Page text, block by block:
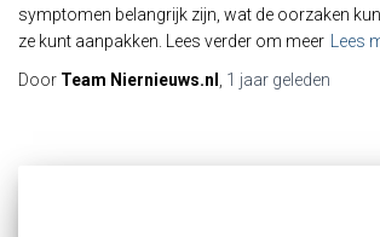
symptomen belangrijk zijn, wat de oorzaken
ze kunt aanpakken. Lees verder om meer
Lees
Door Team Niernieuws.nl 1 jaar geleden